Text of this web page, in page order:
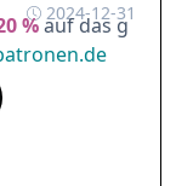
2024-12-31
%auf das g